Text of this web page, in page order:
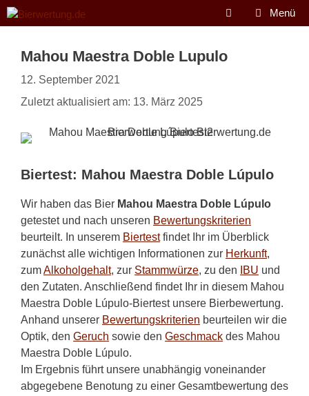
Zum
Inhalt
Menü
Mahou Maestra Doble Lupulo
12. September 2021
Zuletzt aktualisiert am: 13. März 2025
Biertest: Mahou Maestra Doble Lúpulo
Wir haben das Bier Mahou Maestra Doble Lúpulo
getestet und nach unseren Bewertungskriterien
beurteilt. In unserem Biertestfindet Ihr im Überblick
zunächst alle wichtigen Informationen zur Herkunft,
zumAlkoholgehalt, zur Stammwürze, zu den IBU und
den Zutaten. Anschließend findet Ihr in diesem Mahou
Maestra Doble Lúpulo-Biertest unsere Bierbewertung.
Anhand unserer Bewertungskriterien beurteilen wir die
Optik, den Geruch sowie den Geschmack des Mahou
Maestra Doble Lúpulo.
Im Ergebnis führt unsere unabhängig voneinander
abgegebene Benotung zu einer Gesamtbewertung des